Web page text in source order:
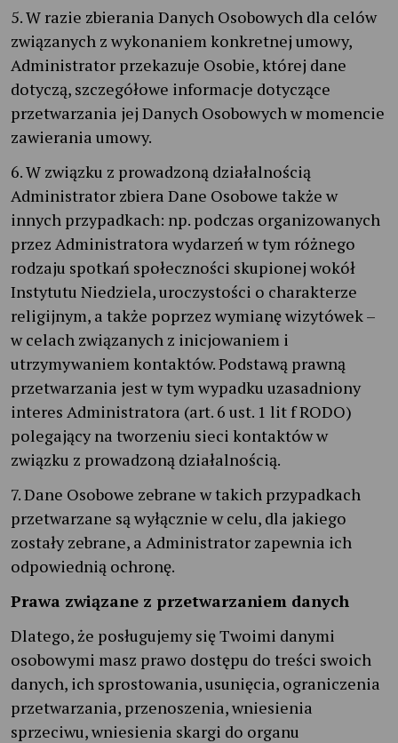
5. W razie zbierania Danych Osobowych dla celów
związanych z wykonaniem konkretnej umowy,
Administrator przekazuje Osobie, której dane
dotyczą, szczegółowe informacje dotyczące
przetwarzania jej Danych Osobowych w momencie
zawierania umowy.
6. W związku z prowadzoną działalnością
Administrator zbiera Dane Osobowe także w
innych przypadkach: np. podczas organizowanych
przez Administratora wydarzeń w tym różnego
rodzaju spotkań społeczności skupionej wokół
Instytutu Niedziela, uroczystości o charakterze
religijnym, a także poprzez wymianę wizytówek –
w celach związanych z inicjowaniem i
utrzymywaniem kontaktów. Podstawą prawną
przetwarzania jest w tym wypadku uzasadniony
interes Administratora (art. 6 ust. 1 lit f RODO)
polegający na tworzeniu sieci kontaktów w
związku z prowadzoną działalnością.
7. Dane Osobowe zebrane w takich przypadkach
przetwarzane są wyłącznie w celu, dla jakiego
zostały zebrane, a Administrator zapewnia ich
odpowiednią ochronę.
Prawa związane z przetwarzaniem danych
Dlatego, że posługujemy się Twoimi danymi
osobowymi masz prawo dostępu do treści swoich
danych, ich sprostowania, usunięcia, ograniczenia
przetwarzania, przenoszenia, wniesienia
sprzeciwu, wniesienia skargi do organu